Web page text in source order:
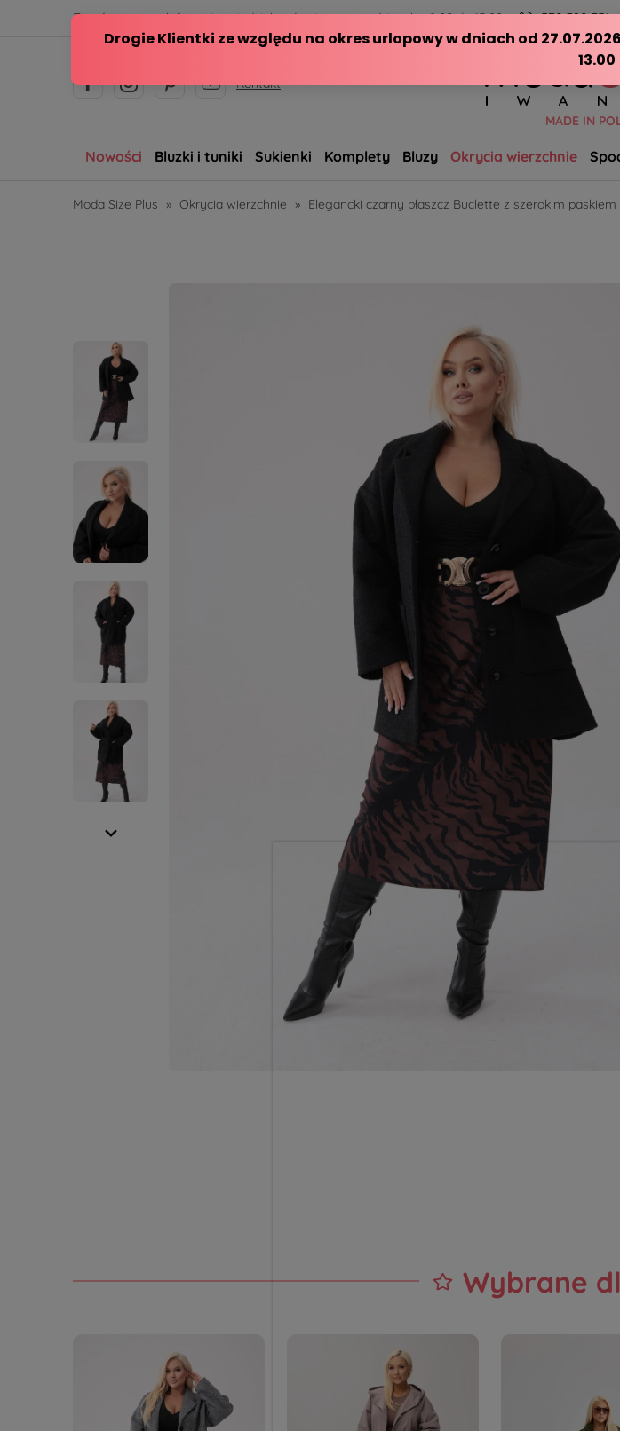
Zamów przez telefon od poniedziałku do piątku w godzinach - 8:00 do 15:00 570 390 351
Kontakt
MADE IN
Nowości Bluzki i tuniki Sukienki Komplety Bluzy Okrycia wierzchnie
Moda Size Plus » Okrycia wierzchnie » Elegancki czarny płaszcz Buclette z szerokim paskiem
Wybrane